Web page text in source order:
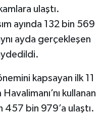
ulaştı.
ayında 132 bin 569
ayda gerçekleşen
kapsayan ilk 11
kullanan
457 bin 979’a ulaştı.